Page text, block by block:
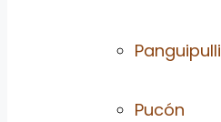
Panguipulli
Pucón